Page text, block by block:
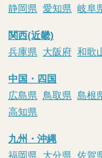
静岡県 愛知県 岐阜
関西(近畿)
兵庫県 大阪府 和歌
中国・四国
広島県 鳥取県 島根
高知県
九州・沖縄
福岡県 大分県 佐賀